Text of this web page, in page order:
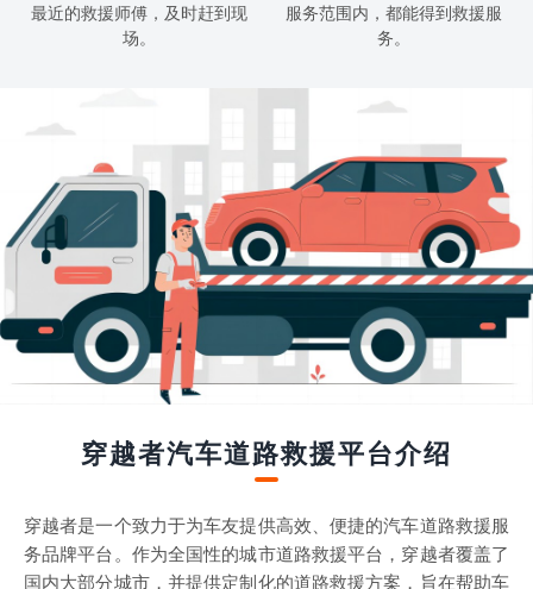
最近的救援师傅，及时赶到现
场。
服务范围内，都能得到救援服
务。
穿越者汽车道路救援平台介绍
穿越者是一个致力于为车友提供高效、便捷的汽车道路救援服
务品牌平台。作为全国性的城市道路救援平台，穿越者覆盖了
国内大部分城市，并提供定制化的道路救援方案，旨在帮助车